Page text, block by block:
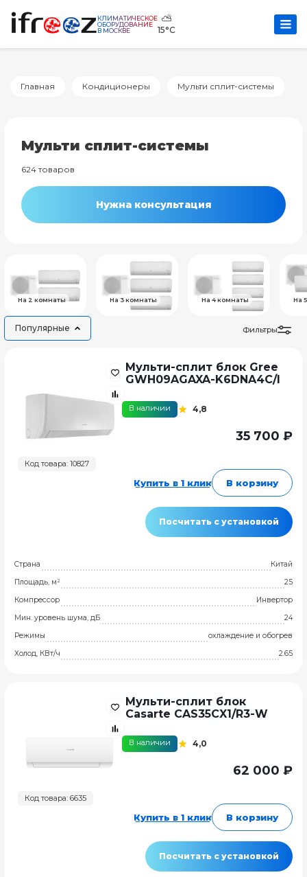
КЛИМАТИЧЕСКОЕ
ОБОРУДОВАНИЕ
В МОСКВЕ
⛅
15°C
Главная Кондиционеры Мульти сплит-системы
Мульти сплит-системы
624 товаров
Нужна консультация
На 2 комнаты На 3 комнаты На 4 комнаты На
Популярные Фильтры
Код товара: 10827
Мульти-сплит блок Gree
GWH09AGAXA-K6DNA4C/I
В наличии 4,8
35 700 ₽
Купить в 1 клик В корзину
Посчитать с установкой
Страна
Китай
Площадь, м²
25
Компрессор
Инвертор
Мин. уровень шума, дБ
24
Режимы
охлаждение и обогрев
Холод, КВт/ч
2.65
Код товара: 6635
Мульти-сплит блок
Casarte CAS35CX1/R3-W
В наличии 4,0
62 000 ₽
Купить в 1 клик В корзину
Посчитать с установкой